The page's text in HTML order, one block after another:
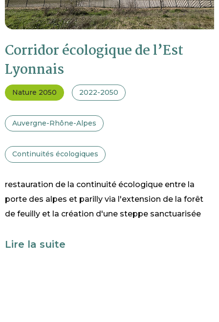
Corridor écologique de l’Est
Lyonnais
Nature 2050 2022-2050
Auvergne-Rhône-Alpes
Continuités écologiques
restauration de la continuité écologique entre la
porte des alpes et parilly via l'extension de la forêt
de feuilly et la création d'une steppe sanctuarisée
Lire la suite